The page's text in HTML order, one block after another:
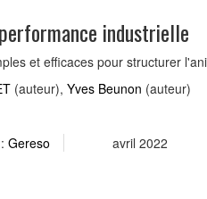
industrielle
et efficaces pour structurer
(auteur), Yves Beunon (auteur)
Gereso avril 2022